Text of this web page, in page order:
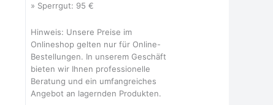
» Sperrgut: 95 €
Hinweis: Unsere Preise im
Onlineshop gelten nur für Online-
Bestellungen. In unserem Geschäft
bieten wir Ihnen professionelle
Beratung und ein umfangreiches
Angebot an lagernden Produkten.